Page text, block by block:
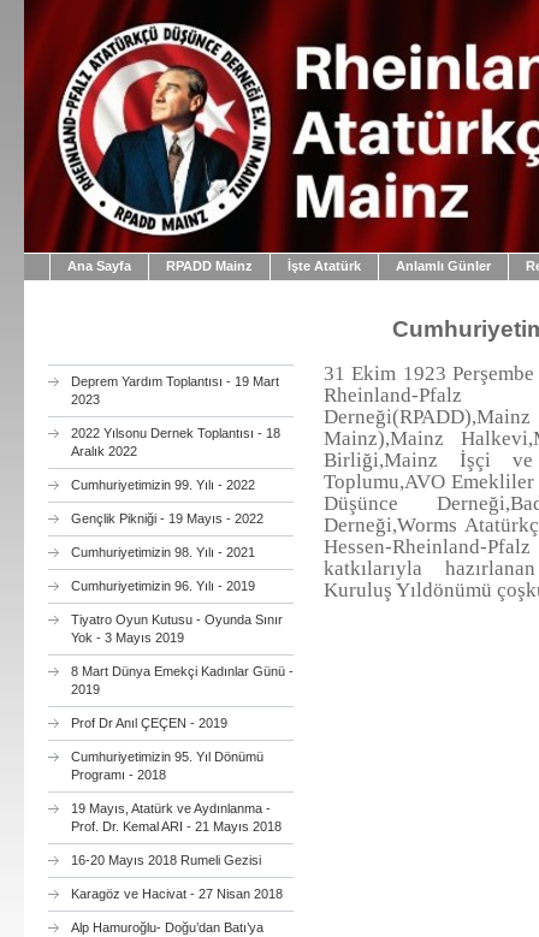
Ana Sayfa RPADD Mainz İşte Atatürk Anlamlı Günler
Deprem Yardım Toplantısı - 19 Mart
2023
2022 Yılsonu Dernek Toplantısı - 18
Aralık 2022
Cumhuriyetimizin 99. Yılı - 2022
Gençlik Pikniği - 19 Mayıs - 2022
Cumhuriyetimizin 98. Yılı - 2021
Cumhuriyetimizin 96. Yılı - 2019
Tiyatro Oyun Kutusu - Oyunda Sınır
Yok - 3 Mayıs 2019
8 Mart Dünya Emekçi Kadınlar Günü -
2019
Prof Dr Anıl ÇEÇEN - 2019
Cumhuriyetimizin 95. Yıl Dönümü
Programı - 2018
19 Mayıs, Atatürk ve Aydınlanma -
Prof. Dr. Kemal ARI - 21 Mayıs 2018
16-20 Mayıs 2018 Rumeli Gezisi
Karagöz ve Hacivat - 27 Nisan 2018
Alp Hamuroğlu- Doğu’dan Batı’ya
31 Ekim 1923
Rheinland-
Mainz),Mainz
Birliği,Mainz İşçi ve
Toplumu,AVO
Düşünce
Derneği,Worms
Hessen-Rheinland-
katkılarıyla
Kuruluş Yıldönümü